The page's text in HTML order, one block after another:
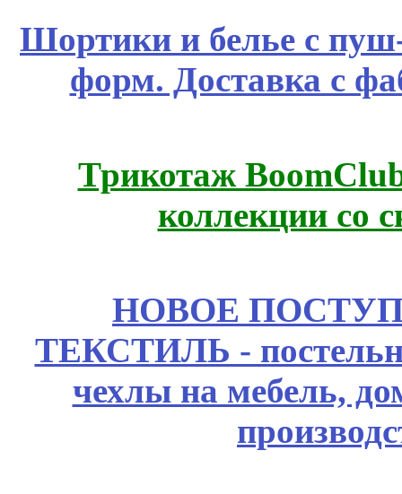
Шортики и белье с
форм. Доставка с
Трикотаж
коллекции со
НОВОЕ
ТЕКСТИЛЬ -
чехлы на мебель,